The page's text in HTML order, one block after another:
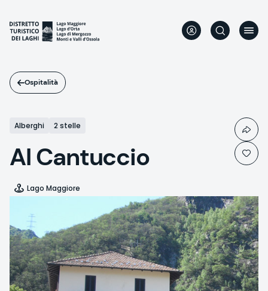
contenuto
principale
Ospitalità
Alberghi 2 stelle
Al Cantuccio
Lago Maggiore